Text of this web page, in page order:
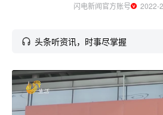
闪电新闻官方账号
头条听资讯，时事尽掌握